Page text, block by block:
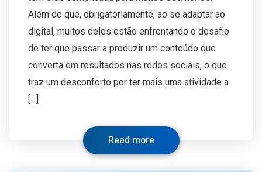
Além de que, obrigatoriamente, ao se adaptar ao
digital, muitos deles estão enfrentando o desafio
de ter que passar a produzir um conteúdo que
converta em resultados nas redes sociais, o que
traz um desconforto por ter mais uma atividade a
[…]
Read more